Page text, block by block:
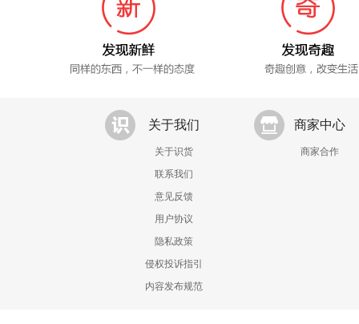
关于我们
关于识货
联系我们
意见反馈
用户协议
隐私政策
侵权投诉指引
内容发布规范
商家中心
商家合作